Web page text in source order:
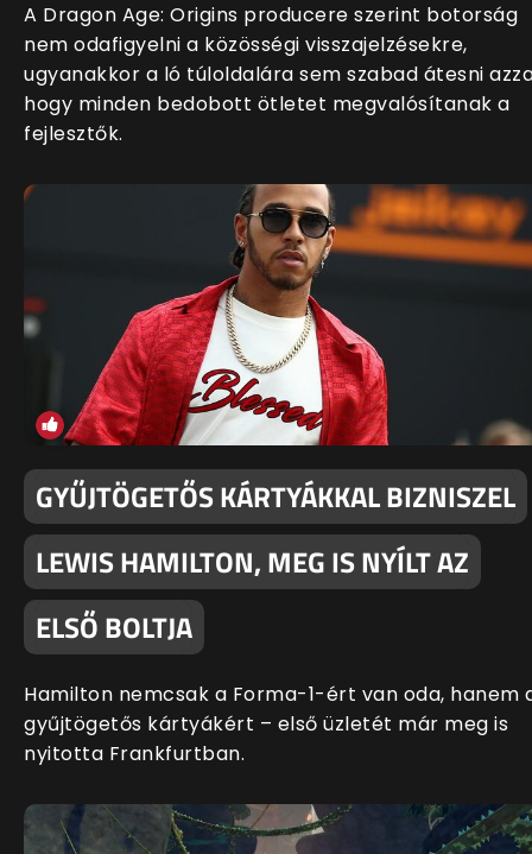
A Dragon Age: Origins producere szerint botorság
nem odafigyelni a közösségi visszajelzésekre,
ugyanakkor a ló túloldalára sem szabad átesni
hogy minden bedobott ötletet megvalósítanak a
fejlesztők.
GYŰJTÖGETŐS KÁRTYÁKKAL BIZNISZEL
LEWIS HAMILTON, MEG IS NYÍLT AZ
ELSŐ BOLTJA
Hamilton nemcsak a Forma-1-ért van oda, hanem
gyűjtögetős kártyákért – első üzletét már meg is
nyitotta Frankfurtban.